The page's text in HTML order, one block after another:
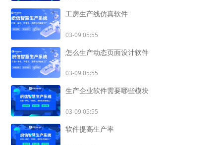
工房生产线仿真软件
03-09 05:55
怎么生产动态页面设计软件
03-09 05:55
生产企业软件需要哪些模块
03-09 05:55
软件提高生产率